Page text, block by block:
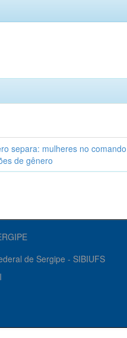
separa: mulheres no
de gênero
de Sergipe - SIBIUFS